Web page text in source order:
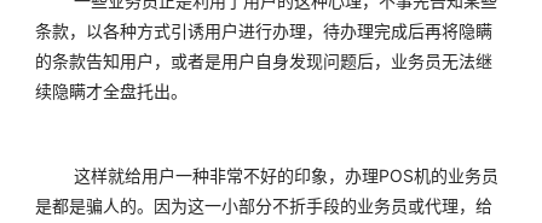
条款，以各种方式引诱用户进行办理，待办理完成后再将隐瞒
的条款告知用户，或者是用户自身发现问题后，业务员无法继
续隐瞒才全盘托出。
是都是骗人的。因为这一小部分不折手段的业务员或代理，给